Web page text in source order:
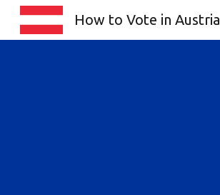
How to Vote in Austria